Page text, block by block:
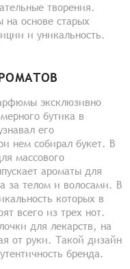
творения.
основе старых
и уникальность.
эксклюзивно
бутика в
его
нем собирал букет. В
массового
ароматы для
за телом и волосами. В
которых в
всего из трех нот.
для лекарств, на
от руки. Такой дизайн
бренда.